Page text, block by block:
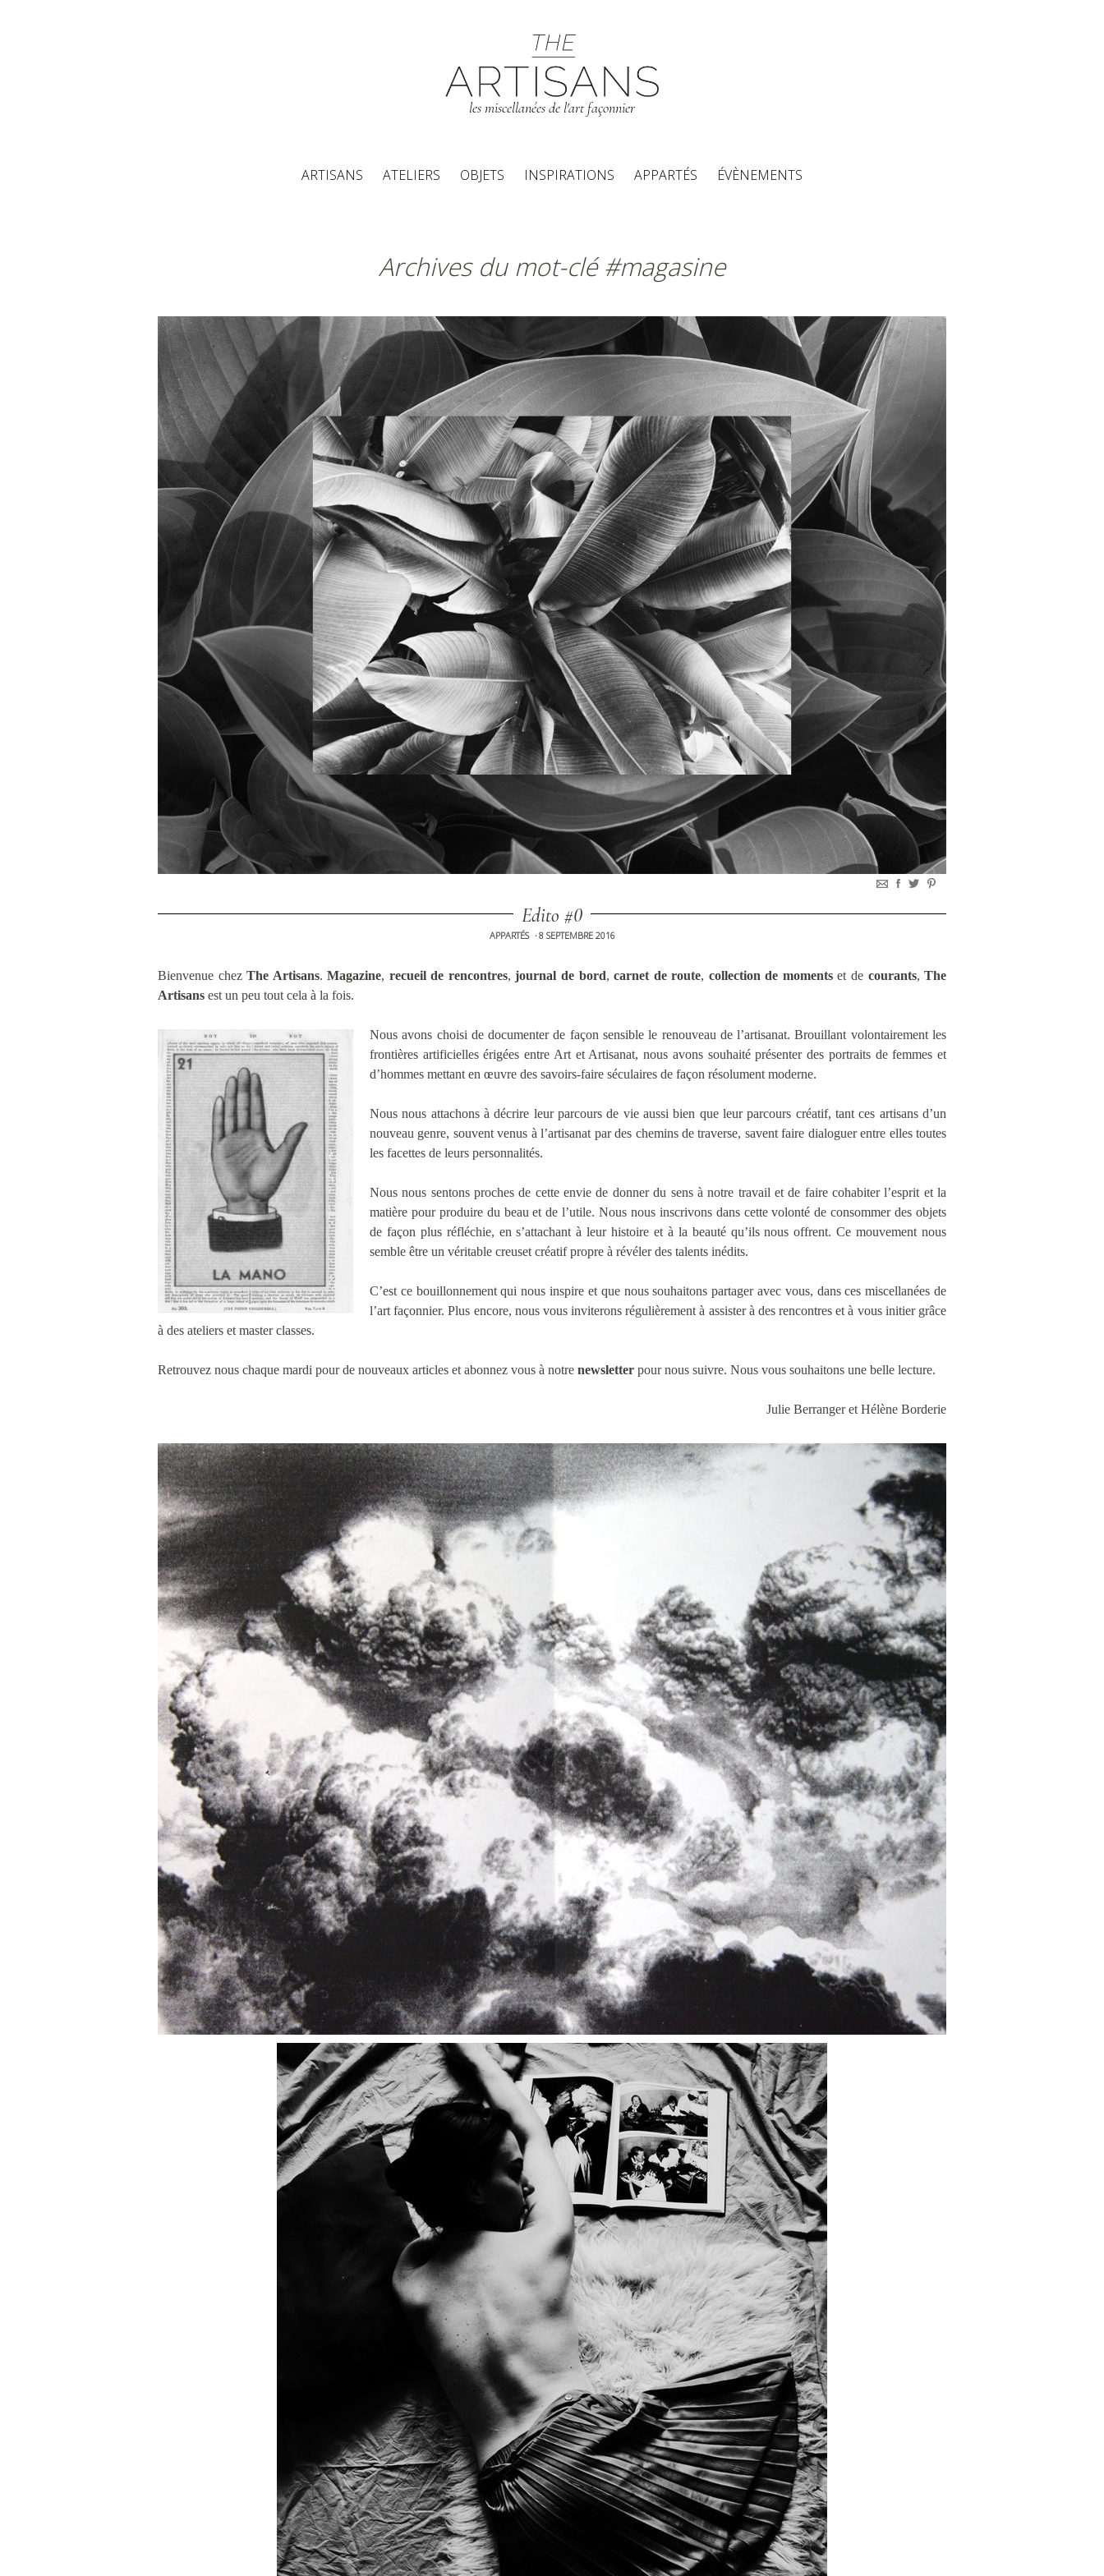
les miscellanées de l'art façonnier
Aller au contenu principal
ARTISANS ATELIERS OBJETS INSPIRATIONS APPARTÉS ÉVÈNEMENTS
Archives du mot-clé #magasine
Edito #0
APPARTÉS •8 SEPTEMBRE 2016
Bienvenue chezThe Artisans.Magazine, recueil de rencontres,journal de bord,carnet de route, collection de momentset de courants,The
Artisans est un peu tout cela à la fois.
Nous avons choisi de documenter de façon sensible le renouveau de l’artisanat. Brouillant volontairement les
frontières artificielles érigées entre Art et Artisanat, nous avons souhaité présenter des portraits de femmes et
d’hommes mettant en œuvre des savoirs-faire séculaires de façon résolument moderne.
Nous nous attachons à décrire leur parcours de vie aussi bien que leur parcours créatif, tant ces artisans d’un
nouveau genre, souvent venus à l’artisanat par des chemins de traverse, savent faire dialoguer entre elles toutes
les facettes de leurs personnalités.
Nous nous sentons proches de cette envie de donner du sens à notre travail et de faire cohabiter l’esprit et la
matière pour produire du beau et de l’utile. Nous nous inscrivons dans cette volonté de consommer des objets
de façon plus réfléchie, en s’attachant à leur histoire et à la beauté qu’ils nous offrent. Ce mouvement nous
semble être un véritable creuset créatif propre à révéler des talents inédits.
C’est ce bouillonnement qui nous inspire et que nous souhaitons partager avec vous, dans ces miscellanées de
l’art façonnier. Plus encore, nous vous inviterons régulièrement à assister à des rencontres et à vous initier grâce
à des ateliers et master classes.
Retrouvez nous chaque mardi pour de nouveaux articles et abonnez vous à notre newsletter pour nous suivre. Nous vous souhaitons une belle lecture.
Julie Berranger et Hélène Borderie